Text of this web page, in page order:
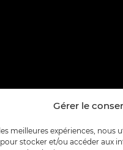
Gérer le
meilleures expériences, nous
pour stocker et/ou accéder aux